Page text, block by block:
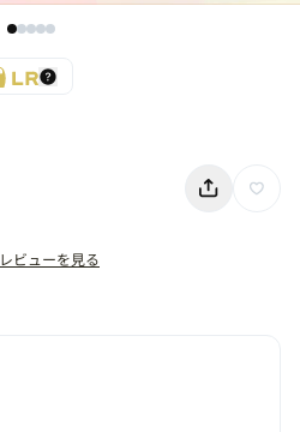
レビューを見る